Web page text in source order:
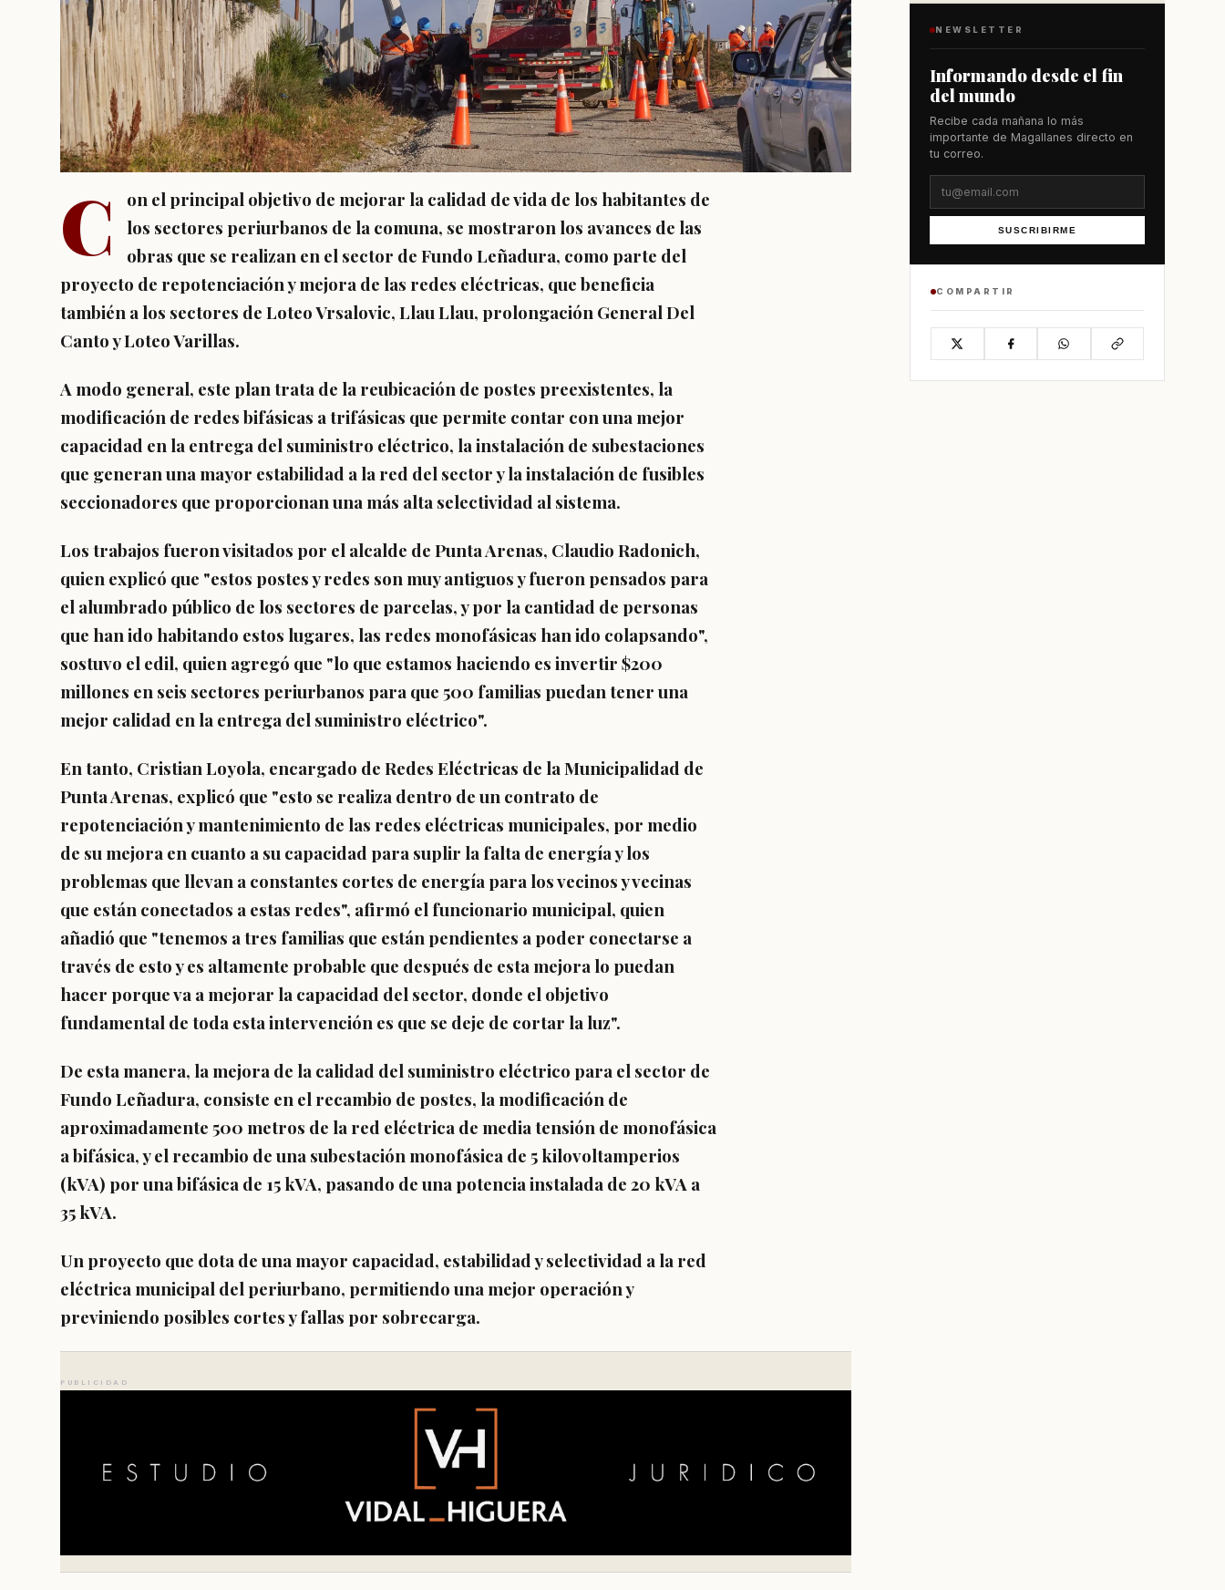
C
on el principal objetivo de mejorar la calidad de vida de los habitantes de
los sectores periurbanos de la comuna, se mostraron los avances de las
obras que se realizan en el sector de Fundo Leñadura, como parte del
proyecto de repotenciación y mejora de las redes eléctricas, que beneficia
también a los sectores de Loteo Vrsalovic, Llau Llau, prolongación General Del
Canto y Loteo Varillas.
A modo general, este plan trata de la reubicación de postes preexistentes, la
modificación de redes bifásicas a trifásicas que permite contar con una mejor
capacidad en la entrega del suministro eléctrico, la instalación de subestaciones
que generan una mayor estabilidad a la red del sector y la instalación de fusibles
seccionadores que proporcionan una más alta selectividad al sistema.
Los trabajos fueron visitados por el alcalde de Punta Arenas, Claudio Radonich,
quien explicó que "estos postes y redes son muy antiguos y fueron pensados para
el alumbrado público de los sectores de parcelas, y por la cantidad de personas
que han ido habitando estos lugares, las redes monofásicas han ido colapsando",
sostuvo el edil, quien agregó que "lo que estamos haciendo es invertir $200
millones en seis sectores periurbanos para que 500 familias puedan tener una
mejor calidad en la entrega del suministro eléctrico".
En tanto, Cristian Loyola, encargado de Redes Eléctricas de la Municipalidad de
Punta Arenas, explicó que "esto se realiza dentro de un contrato de
repotenciación y mantenimiento de las redes eléctricas municipales, por medio
de su mejora en cuanto a su capacidad para suplir la falta de energía y los
problemas que llevan a constantes cortes de energía para los vecinos y vecinas
que están conectados a estas redes", afirmó el funcionario municipal, quien
añadió que "tenemos a tres familias que están pendientes a poder conectarse a
través de esto y es altamente probable que después de esta mejora lo puedan
hacer porque va a mejorar la capacidad del sector, donde el objetivo
fundamental de toda esta intervención es que se deje de cortar la luz".
De esta manera, la mejora de la calidad del suministro eléctrico para el sector de
Fundo Leñadura, consiste en el recambio de postes, la modificación de
aproximadamente 500 metros de la red eléctrica de media tensión de monofásica
a bifásica, y el recambio de una subestación monofásica de 5 kilovoltamperios
(kVA) por una bifásica de 15 kVA, pasando de una potencia instalada de 20 kVA a
35 kVA.
Un proyecto que dota de una mayor capacidad, estabilidad y selectividad a la red
eléctrica municipal del periurbano, permitiendo una mejor operación y
previniendo posibles cortes y fallas por sobrecarga.
PUBLICIDAD
NEWSLETTER
Informando desde el fin
del mundo
Recibe cada mañana lo más
importante de Magallanes directo en
tu correo.
SUSCRIBIRME
COMPARTIR